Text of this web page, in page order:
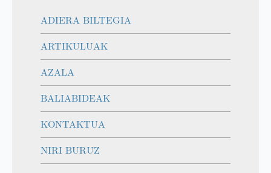
ADIERA BILTEGIA
ARTIKULUAK
AZALA
BALIABIDEAK
KONTAKTUA
NIRI BURUZ